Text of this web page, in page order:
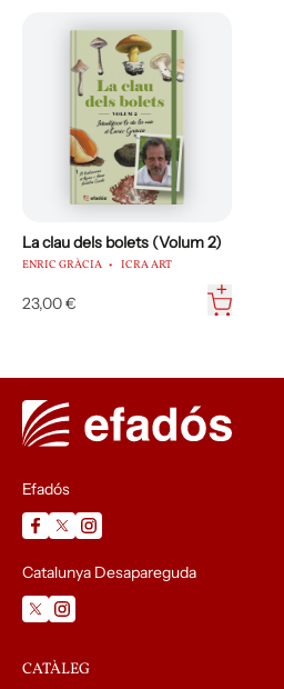
La clau dels bolets (Volum 2)
ENRIC GRÀCIA ICRA ART
23,00 €
Efadós
Catalunya Desapareguda
CATÀLEG